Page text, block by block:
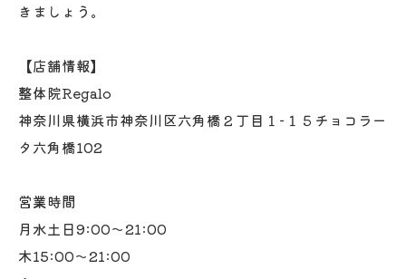
きましょう。
【店舗情報】
整体院Regalo
神奈川県横浜市神奈川区六角橋２丁目１−１５チョコラー
タ六角橋102
営業時間
月水土日9:00〜21:00
木15:00〜21:00